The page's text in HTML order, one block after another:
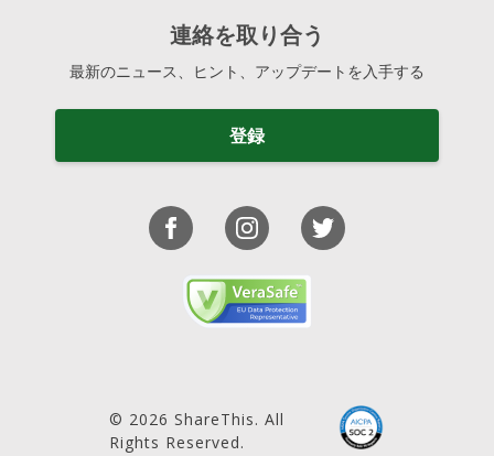
連絡を取り合う
最新のニュース、ヒント、アップデートを入手する
登録
© 2026 ShareThis. All
Rights Reserved.